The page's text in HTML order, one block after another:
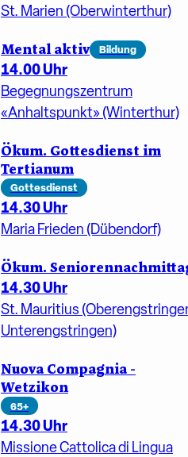
St. Marien (Oberwinterthur)
Mental aktiv Bildung
14.00 Uhr
Begegnungszentrum
«Anhaltspunkt» (Winterthur)
Ökum. Gottesdienst im
Tertianum
Gottesdienst
14.30 Uhr
Maria Frieden (Dübendorf)
Ökum.
14.30 Uhr
St. Mauritius
Unterengstringen)
Nuova Compagnia -
Wetzikon
65+
14.30 Uhr
Missione Cattolica di Lingua